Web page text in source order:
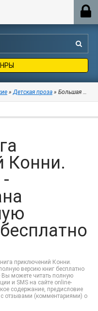
»Детская проза » Большая
Конни.
приключений Конни.
версию книг бесплатно
можете читать полную
и SMS на сайте online-
содержание, предисловие
отзывами (комментариями) о